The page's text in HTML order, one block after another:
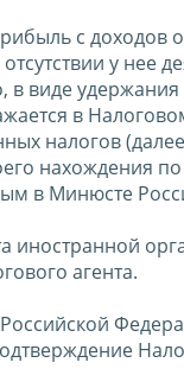
с доходов
у нее
в виде
в
налогов
нахождения
в Минюсте
иностранной
агента.
Российской